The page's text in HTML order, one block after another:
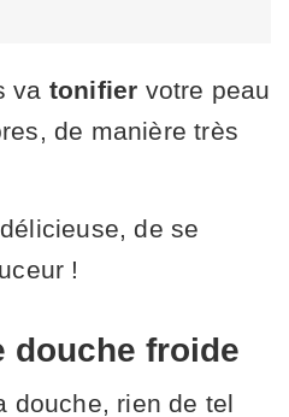
va tonifier votre peau
de manière très
de se
!
douche froide
douche, rien de tel